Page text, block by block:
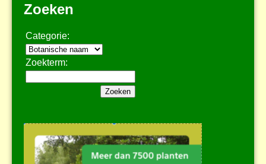
Zoeken
Categorie:
Zoekterm: